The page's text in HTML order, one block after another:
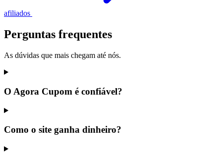
afiliados
Perguntas frequentes
As dúvidas que mais chegam até nós.
O Agora Cupom é confiável?
Como o site ganha dinheiro?